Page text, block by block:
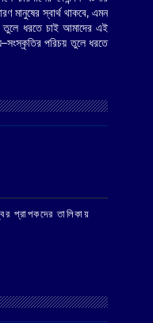
মানুষের স্বার্থ থাকবে, এমন
ধরতে চাই আমাদের এই
পরিচয় তুলে ধরতে
প্রাপকদের তালিকায়